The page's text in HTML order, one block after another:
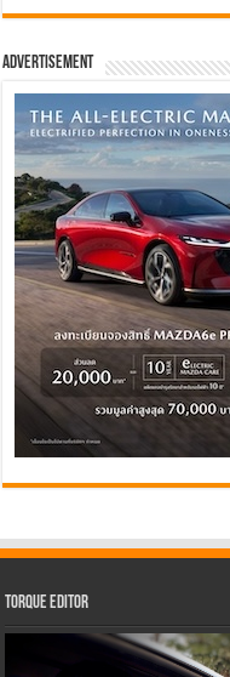
Advertisement
Torque Editor